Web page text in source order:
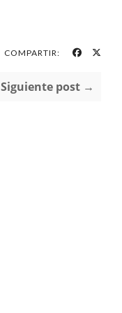
COMPARTIR:
Siguiente post →